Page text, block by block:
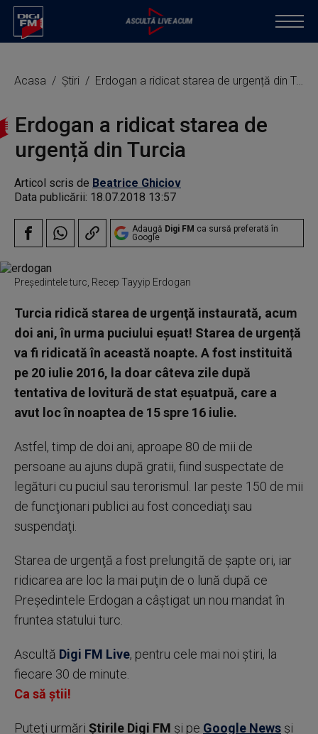
Acasa Știri Erdogan a ridicat starea de urgență din Turcia
Erdogan a ridicat starea de
urgență din Turcia
Articol scris de Beatrice Ghiciov
Data publicării: 18.07.2018 13:57
Adaugă Digi FM ca sursă preferată în
Google
Președintele turc, Recep Tayyip Erdogan
Turcia ridică starea de urgenţă instaurată, acum
doi ani, în urma puciului eşuat! Starea de urgență
va fi ridicată în această noapte. A fost instituită
pe 20 iulie 2016, la doar câteva zile după
tentativa de lovitură de stat eșuatpuă, care a
avut loc în noaptea de 15 spre 16 iulie.
Astfel, timp de doi ani, aproape 80 de mii de
persoane au ajuns după gratii, fiind suspectate de
legături cu puciul sau terorismul. Iar peste 150 de mii
de funcţionari publici au fost concediaţi sau
suspendaţi.
Starea de urgenţă a fost prelungită de şapte ori, iar
ridicarea are loc la mai puţin de o lună după ce
Președintele Erdogan a câștigat un nou mandat în
fruntea statului turc.
Ascultă Digi FM Live, pentru cele mai noi știri, la
fiecare 30 de minute.
Ca să știi!
Puteţi urmări Știrile Digi FM şi pe Google News şi